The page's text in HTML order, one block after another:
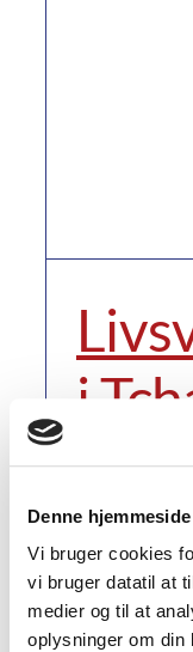
Denne
Vi bruger cookies
vi bruger datatil at
medier og til at
oplysninger om din
i
Livsvigtigt
Anders Jahn
2024-04-